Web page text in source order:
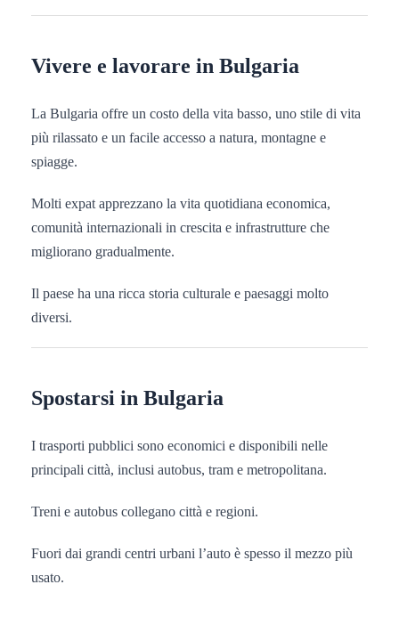
Vivere e lavorare in Bulgaria
La Bulgaria offre un costo della vita basso, uno stile di vita
più rilassato e un facile accesso a natura, montagne e
spiagge.
Molti expat apprezzano la vita quotidiana economica,
comunità internazionali in crescita e infrastrutture che
migliorano gradualmente.
Il paese ha una ricca storia culturale e paesaggi molto
diversi.
Spostarsi in Bulgaria
I trasporti pubblici sono economici e disponibili nelle
principali città, inclusi autobus, tram e metropolitana.
Treni e autobus collegano città e regioni.
Fuori dai grandi centri urbani l’auto è spesso il mezzo più
usato.